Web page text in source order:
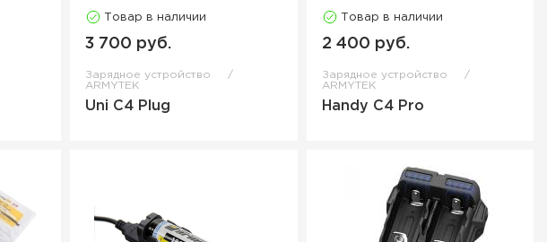
Товар в наличии
3 700 руб.
Зарядное устройство
ARMYTEK
Uni C4 Plug
Товар в наличии
2 400 руб.
Зарядное устройство
ARMYTEK
Handy C4 Pro